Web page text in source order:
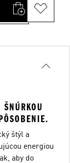
štýl a
energiou
aby do